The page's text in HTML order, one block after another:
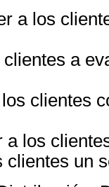
a los
a
clientes
a los
clientes un